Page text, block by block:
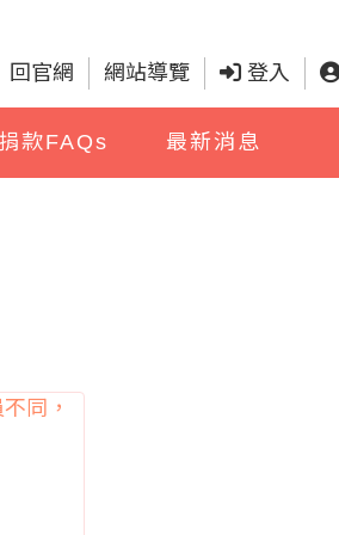
回官網 網站導覽 登入
款FAQs 最新消息
同，